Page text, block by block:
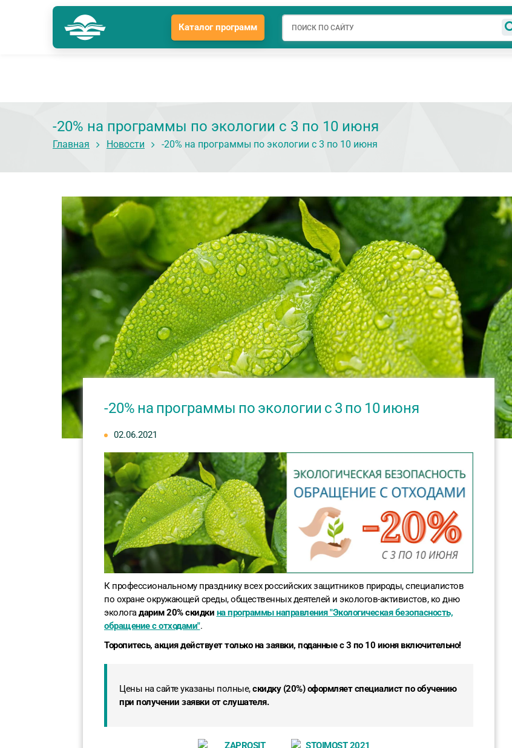
Краснодар
Подразделение: Краснодар
Главная О компании Новости
Каталог программ
-20% на программы по экологии с 3 по 10 июня
Главная Новости -20% на программы по экологии с 3 по 10 июня
-20% на программы по экологии с 3 по 10 июня
02.06.2021
К профессиональному празднику всех российских защитников природы, специалистов
по охране окружающей среды, общественных деятелей и экологов-активистов, ко дню
экологадарим 20% скидки на программы направления "Экологическая безопасность,
обращение с отходами".
Торопитесь, акция действует только на заявки, поданные с 3 по 10 июня включительно!
Цены на сайте указаны полные,скидку (20%) оформляет специалист по обучению
при получении заявки от слушателя.